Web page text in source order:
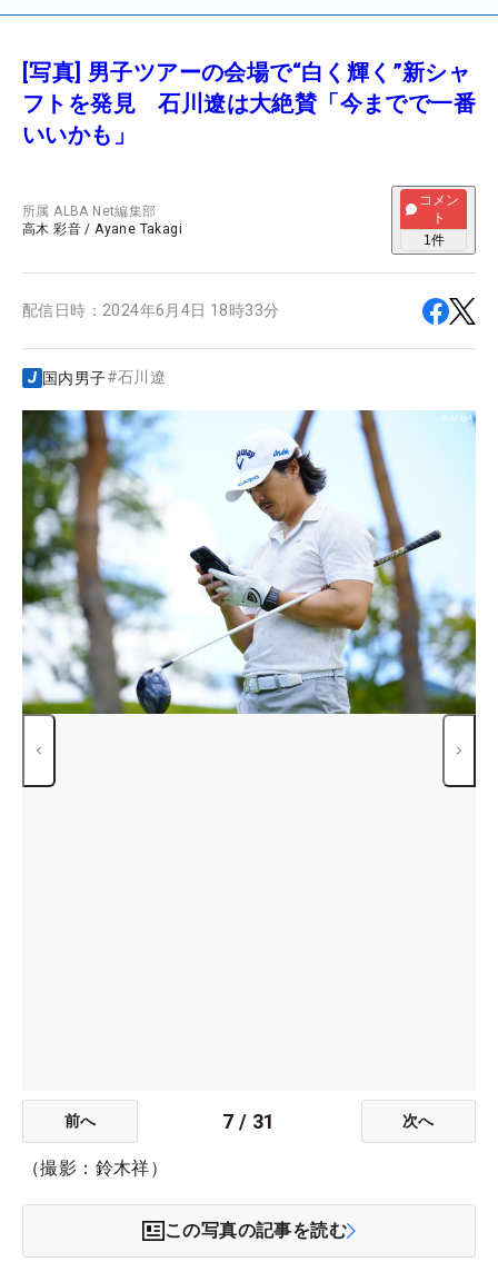
[写真] 男子ツアーの会場で“白く輝く”新シャ
フトを発見 石川遼は大絶賛「今までで一番
いいかも」
所属ALBA Net編集部
高木 彩音 /Ayane Takagi
コメン
ト
1件
配信日時： 2024年6月4日 18時33分
国内男子#石川遼
前へ 7 / 31 次へ
（撮影：鈴木祥）
この写真の記事を読む